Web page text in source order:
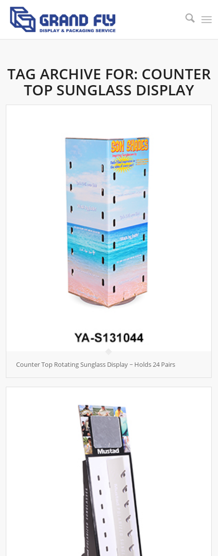
TAG ARCHIVE FOR: COUNTER
TOP SUNGLASS DISPLAY
Counter Top Rotating Sunglass Display ~ Holds 24 Pairs